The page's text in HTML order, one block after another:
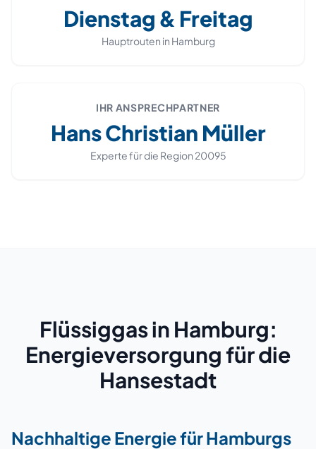
Dienstag & Freitag
Hauptrouten in Hamburg
IHR ANSPRECHPARTNER
Hans Christian Müller
Experte für die Region 20095
Flüssiggas in Hamburg:
Energieversorgung für die
Hansestadt
Nachhaltige Energie für Hamburgs